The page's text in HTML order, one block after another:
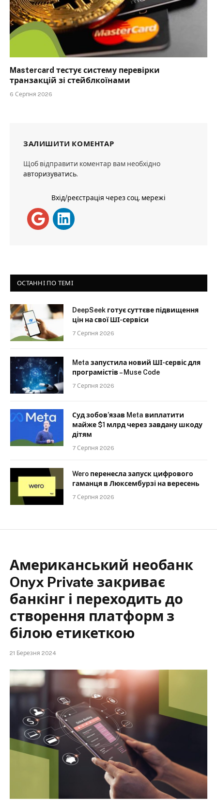
Mastercard тестує систему перевірки
транзакцій зі стейблкоїнами
6 Серпня 2026
ЗАЛИШИТИ КОМЕНТАР
Щоб відправити коментар вам необхідно
авторизуватись.
Вхід/реєстрація через соц. мережі
ОСТАННІ ПО ТЕМІ
DeepSeek готує суттєве підвищення
цін на свої ШІ-сервіси
7 Серпня 2026
Meta запустила новий ШІ-сервіс для
програмістів – Muse Code
7 Серпня 2026
Суд зобов’язав Meta виплатити
майже $1 млрд через завдану шкоду
дітям
7 Серпня 2026
Wero перенесла запуск цифрового
гаманця в Люксембурзі на вересень
7 Серпня 2026
Американський необанк
Onyx Private закриває
банкінг і переходить до
створення платформ з
білою етикеткою
21 Березня 2024